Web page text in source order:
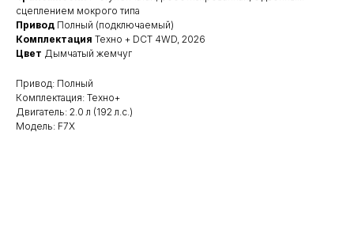
сцеплением мокрого типа
Привод Полный (подключаемый)
Комплектация Техно + DCT 4WD, 2026
Цвет Дымчатый жемчуг
Привод: Полный
Комплектация: Техно+
Двигатель: 2.0 л (192 л.с.)
Модель: F7X